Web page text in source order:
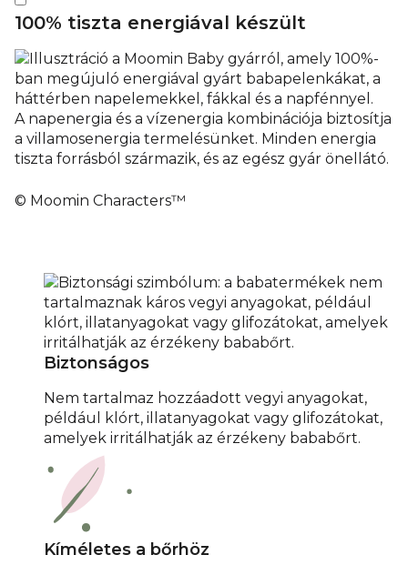
100% tiszta energiával készült
A napenergia és a vízenergia kombinációja biztosítja
a villamosenergia termelésünket. Minden energia
tiszta forrásból származik, és az egész gyár önellátó.
© Moomin Characters™
Biztonságos
Nem tartalmaz hozzáadott vegyi anyagokat,
például klórt, illatanyagokat vagy glifozátokat,
amelyek irritálhatják az érzékeny bababőrt.
Kíméletes a bőrhöz